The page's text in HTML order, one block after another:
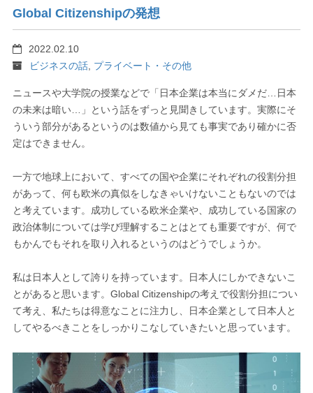
Global Citizenshipの発想
2022.02.10
ビジネスの話, プライベート・その他
ニュースや大学院の授業などで「日本企業は本当にダメだ…日本
の未来は暗い…」という話をずっと見聞きしています。実際にそ
ういう部分があるというのは数値から見ても事実であり確かに否
定はできません。
一方で地球上において、すべての国や企業にそれぞれの役割分担
があって、何も欧米の真似をしなきゃいけないこともないのでは
と考えています。成功している欧米企業や、成功している国家の
政治体制については学び理解することはとても重要ですが、何で
もかんでもそれを取り入れるというのはどうでしょうか。
私は日本人として誇りを持っています。日本人にしかできないこ
とがあると思います。Global Citizenshipの考えで役割分担につい
て考え、私たちは得意なことに注力し、日本企業として日本人と
してやるべきことをしっかりこなしていきたいと思っています。